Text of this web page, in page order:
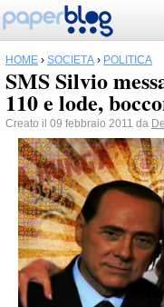
HOME › SOCIETÀ › POLITICA
SMS Silvio
110 e lode,
Creato il 09 febbraio 2011 da